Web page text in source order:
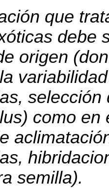
que
debe
origen
como
semilla).